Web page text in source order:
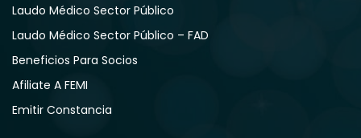
Laudo Médico Sector Público
Laudo Médico Sector Público – FAD
Beneficios Para Socios
Afiliate A FEMI
Emitir Constancia